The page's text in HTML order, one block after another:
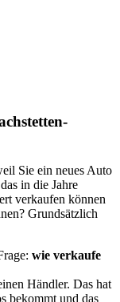
Sie ein neues Auto
in die Jahre
verkaufen können
Grundsätzlich
wie verkaufe
Händler. Das hat
bekommt und das